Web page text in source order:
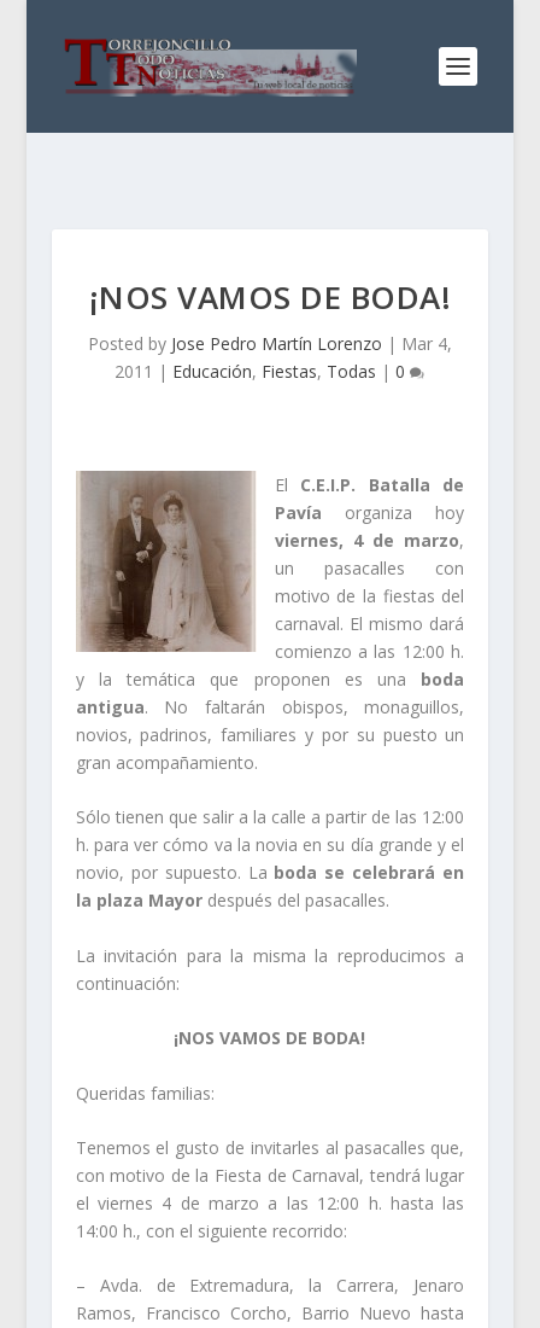
¡NOS VAMOS DE BODA!
Posted by Jose Pedro Martín Lorenzo | Mar 4,
2011 | Educación, Fiestas, Todas |0
El C.E.I.P. Batalla de
Pavía organiza hoy
viernes, 4 de marzo,
un pasacalles con
motivo de la fiestas del
carnaval. El mismo dará
comienzo a las 12:00 h.
y la temática que proponen es una boda
antigua. No faltarán obispos, monaguillos,
novios, padrinos, familiares y por su puesto un
gran acompañamiento.
Sólo tienen que salir a la calle a partir de las 12:00
h. para ver cómo va la novia en su día grande y el
novio, por supuesto. La boda se celebrará en
la plaza Mayordespués del pasacalles.
La invitación para la misma la reproducimos a
continuación:
¡NOS VAMOS DE BODA!
Queridas familias:
Tenemos el gusto de invitarles al pasacalles que,
con motivo de la Fiesta de Carnaval, tendrá lugar
el viernes 4 de marzo a las 12:00 h. hasta las
14:00 h., con el siguiente recorrido:
– Avda. de Extremadura, la Carrera, Jenaro
Ramos, Francisco Corcho, Barrio Nuevo hasta